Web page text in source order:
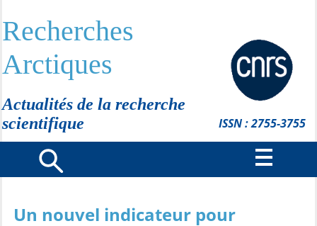
Recherches
Arctiques
Actualités de la recherche
scientifique
ISSN : 2755-3755
Un nouvel indicateur pour